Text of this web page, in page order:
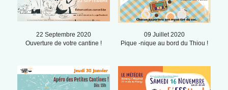
22 Septembre 2020
Ouverture de votre cantine !
09 Juillet 2020
Pique -nique au bord du Thiou !